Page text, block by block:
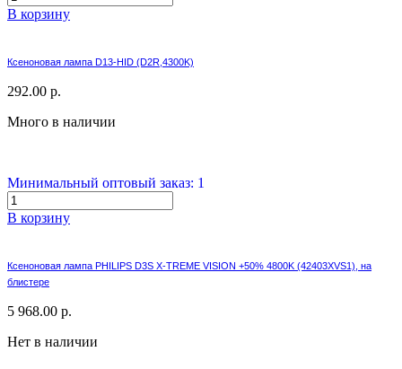
В корзину
Ксеноновая лампа D13-HID (D2R,4300K)
292.00 р.
Много в наличии
Минимальный оптовый заказ: 1
В корзину
Ксеноновая лампа PHILIPS D3S X-TREME VISION +50% 4800K (42403XVS1), на
блистере
5 968.00 р.
Нет в наличии